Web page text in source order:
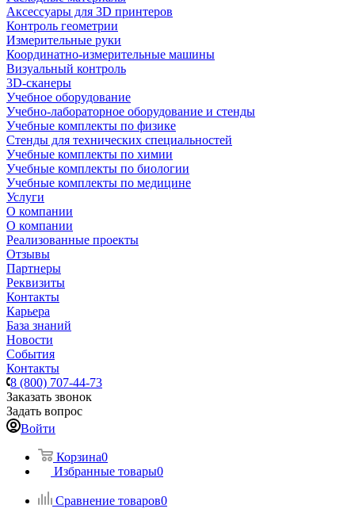
Аксессуары для 3D принтеров
Контроль геометрии
Измерительные руки
Координатно-измерительные машины
Визуальный контроль
3D-сканеры
Учебное оборудование
Учебно-лабораторное оборудование и стенды
Учебные комплекты по физике
Стенды для технических специальностей
Учебные комплекты по химии
Учебные комплекты по биологии
Учебные комплекты по медицине
Услуги
О компании
О компании
Реализованные проекты
Отзывы
Партнеры
Реквизиты
Контакты
Карьера
База знаний
Новости
События
Контакты
8 (800) 707-44-73
Заказать звонок
Задать вопрос
Войти
Корзина0
Избранные товары0
Сравнение товаров0